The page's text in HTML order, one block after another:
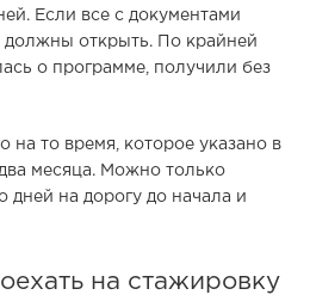
Если все с документами
должны открыть. По крайней
о программе, получили без
на то время, которое указано в
месяца. Можно только
дней на дорогу до начала и
на стажировку